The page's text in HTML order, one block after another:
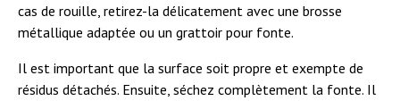
cas de rouille, retirez-la délicatement avec une brosse
métallique adaptée ou un grattoir pour fonte.
Il est important que la surface soit propre et exempte de
résidus détachés. Ensuite, séchez complètement la fonte. Il